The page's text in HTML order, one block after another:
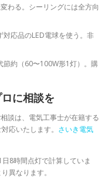
わる。シーリングには全方向
応品のLED電球を使う。非
節約（60〜100W形1灯）。購
に相談を
談は、電気工事士が在籍する
応いたします。 さいき電気
8時間点灯で計算していま
異なります。